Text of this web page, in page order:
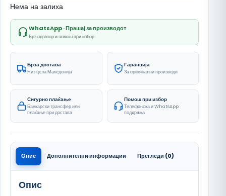
Нема на залиха
WhatsApp · Прашај за производот
Брз одговор и помош при избор
Брза достава
Низ цела Македонија
Гаранција
За оригинални производи
Сигурно плаќање
Банкарски трансфер или
плаќање при достава
Помош при избор
Телефонска и WhatsApp
поддршка
Опис Дополнителни информации Прегледи (0)
Опис